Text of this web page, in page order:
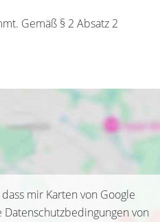
Gemäß § 2 Absatz 2
mir Karten von Google
von